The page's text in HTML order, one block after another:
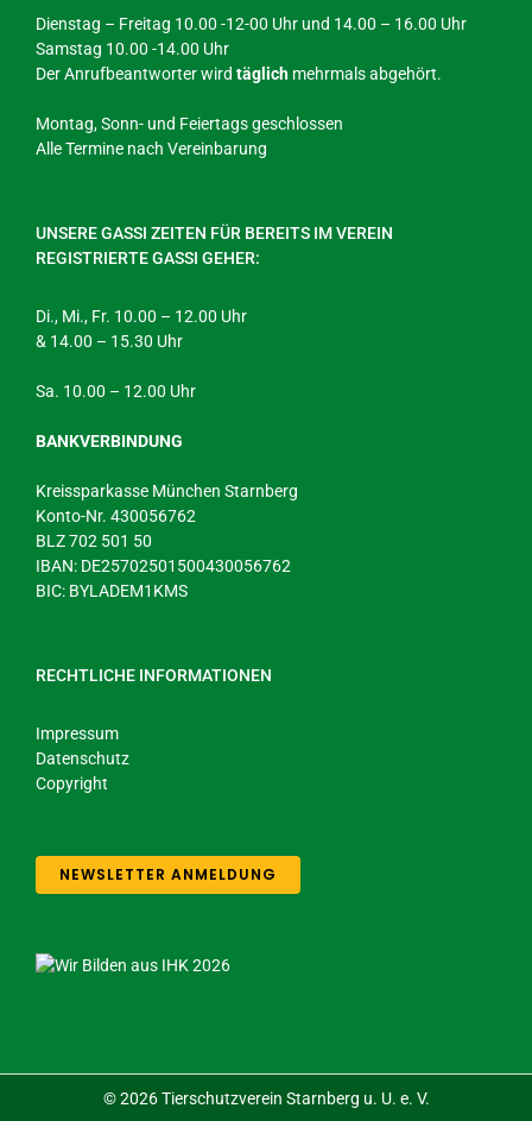
Dienstag – Freitag 10.00 -12-00 Uhr und 14.00 – 16.00 Uhr
Samstag 10.00 -14.00 Uhr
Der Anrufbeantworter wird täglich mehrmals abgehört.
Montag, Sonn- und Feiertags geschlossen
Alle Termine nach Vereinbarung
UNSERE GASSI ZEITEN FÜR BEREITS IM VEREIN
REGISTRIERTE GASSI GEHER:
Di., Mi., Fr. 10.00 – 12.00 Uhr
& 14.00 – 15.30 Uhr
Sa. 10.00 – 12.00 Uhr
BANKVERBINDUNG
Kreissparkasse München Starnberg
Konto-Nr. 430056762
BLZ 702 501 50
IBAN: DE25702501500430056762
BIC: BYLADEM1KMS
RECHTLICHE INFORMATIONEN
Impressum
Datenschutz
Copyright
NEWSLETTER ANMELDUNG
©2026 Tierschutzverein Starnberg u. U. e. V.